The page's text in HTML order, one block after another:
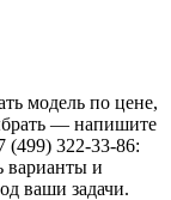
модель по цене,
— напишите
(499) 322-33-86:
варианты и
ваши задачи.